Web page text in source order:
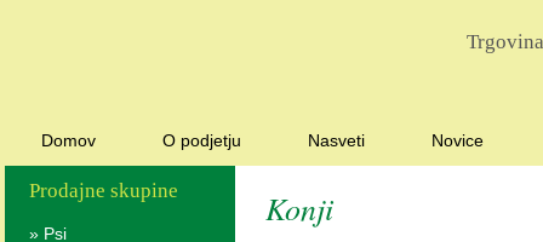
Domov O podjetju Nasveti Novice
Prodajne skupine
» Psi
Konji